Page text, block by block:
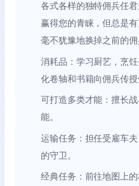
各式各样的独特佣兵任
赢得您的青睐，但总是
毫不犹豫地换掉之前的佣
消耗品：学习厨艺，烹
化卷轴和书籍向佣兵传授
可打造多类才能：擅长
能。
运输任务：担任受雇车
的守卫。
经典任务：前往地图上